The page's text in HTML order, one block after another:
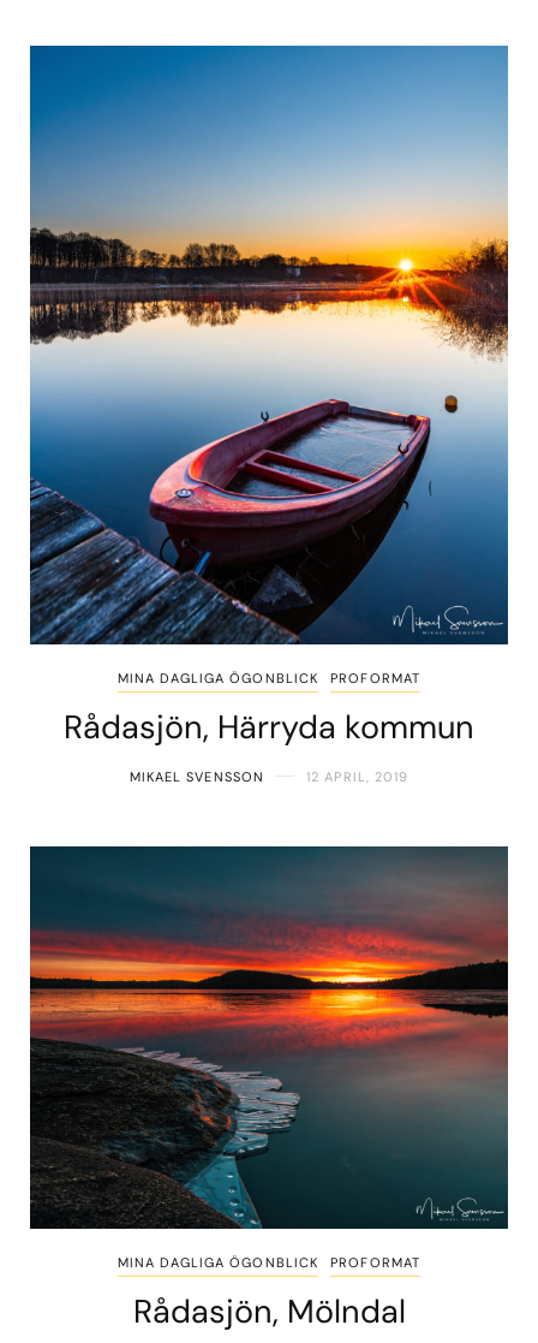
MINA DAGLIGA ÖGONBLICK PROFORMAT
Rådasjön, Härryda kommun
MIKAEL SVENSSON 12 APRIL, 2019
MINA DAGLIGA ÖGONBLICK PROFORMAT
Rådasjön, Mölndal